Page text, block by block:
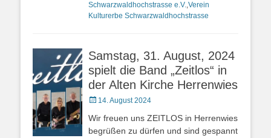
Schwarzwaldhochstrasse e.V.,Verein
Kulturerbe Schwarzwaldhochstrasse
Samstag, 31. August, 2024
spielt die Band „Zeitlos“ in
der Alten Kirche Herrenwies
Veröffentlicht
14. August 2024
Wir freuen uns ZEITLOS in Herrenwies
begrüßen zu dürfen und sind gespannt